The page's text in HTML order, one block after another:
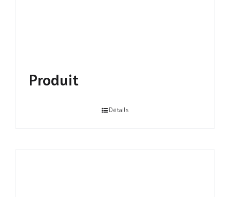
Produit
Détails